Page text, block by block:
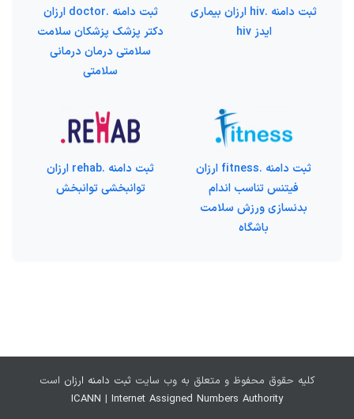
ثبت دامنه .hiv ارزان بیماری
ایدز hiv
ثبت دامنه .doctor ارزان
دکتر پزشک پزشکان سلامت
سلامتی درمان درمانی
سلامتی
ثبت دامنه .fitness ارزان
فیتنس تناسب اندام
بدنسازی ورزش سلامت
باشگاه
ثبت دامنه .rehab ارزان
توانبخشی توانبخش
کلیه حقوق محفوظ و متعلق به وب سایت ثبت دامنه ارزان است
ICANN | Internet Assigned Numbers Authority